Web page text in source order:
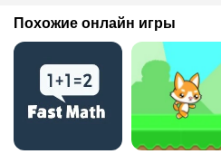
Похожие онлайн игры